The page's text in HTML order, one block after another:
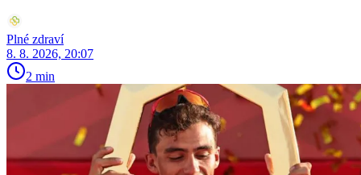
Plné zdraví
8. 8. 2026, 20:07
2 min